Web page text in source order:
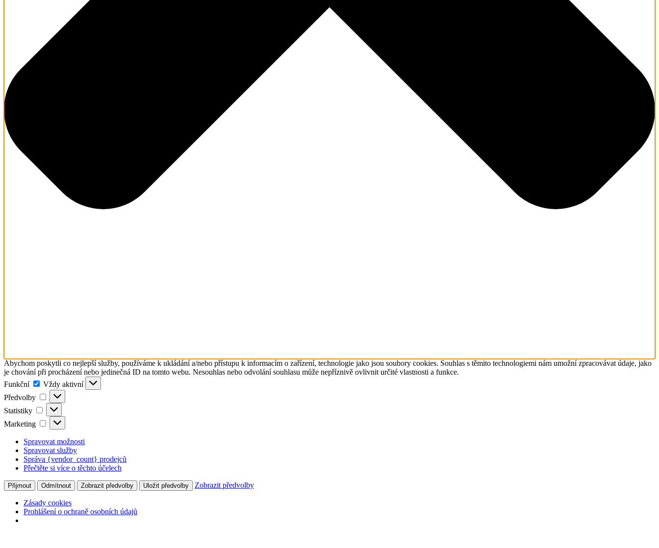
Abychom poskytli co nejlepší služby, používáme k ukládání a/nebo přístupu k informacím o zařízení, technologie jako jsou soubory cookies. Souhlas s těmito technologiemi nám umožní zpracovávat údaje, jako
je chování při procházení nebo jedinečná ID na tomto webu. Nesouhlas nebo odvolání souhlasu může nepříznivě ovlivnit určité vlastnosti a funkce.
Funkční
Funkční
Vždy aktivní
Předvolby
Předvolby
Statistiky Statistiky
Marketing Marketing
Spravovat možnosti
Spravovat služby
Správa {vendor_count} prodejců
Přečtěte si více o těchto účelech
Přijmout Odmítnout Zobrazit předvolby Uložit předvolby Zobrazit předvolby
Zásady cookies
Prohlášení o ochraně osobních údajů